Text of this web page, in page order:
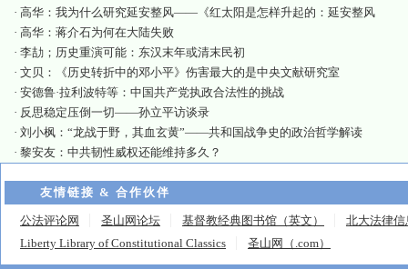
· 高华：我为什么研究延安整风——《红太阳是怎样升起的：延安整风
· 高华：蒋介石为何在大陆失败
· 李劼；历史重演可能：东汉末年或清末民初
· 文贝：《历史转折中的邓小平》伤害最大的是中央文献研究室
· 安德鲁·拉利波特等：中国共产党执政合法性的挑战
· 反思稳定压倒一切——孙立平访谈录
· 刘小枫：“龙战于野，其血玄黄”——共和国战争史的政治哲学解读
· 黎安友：中共韧性威权还能维持多久？
友情链接 & 合作伙伴
公法评论网 圣山网论坛 基督教经典图书馆（英文）
北大法律信
Liberty Library of Constitutional Classics
圣山网（.com）